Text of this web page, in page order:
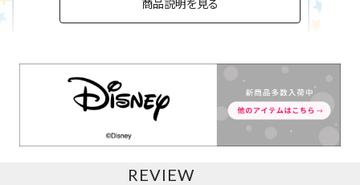
ティッシュポーチ
REVIEW